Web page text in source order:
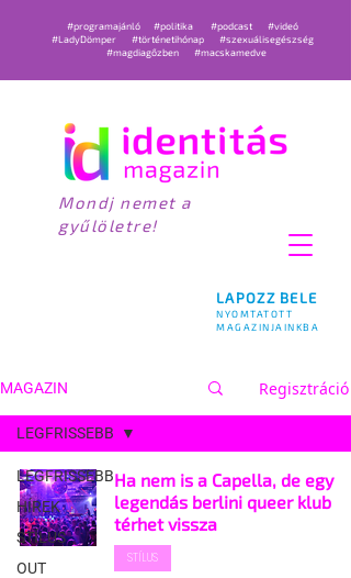
LAPOZZ BELE
NYOMTATOTT
MAGAZINJAINKBA
#programajánló #politika #podcast
#videó
#LadyDömper
#történetihónap
#szexuálisegészség
#magdiagőzben
#macskamedve
Mondj nemet a
gyűlöletre!
MAGAZIN Regisztráció
LEGFRISSEBB
HÍREK
STÍLUS
OUT
LEGFRISSEBB
Ha nem is a Capella, de egy
legendás berlini queer klub
térhet vissza
STÍLUS